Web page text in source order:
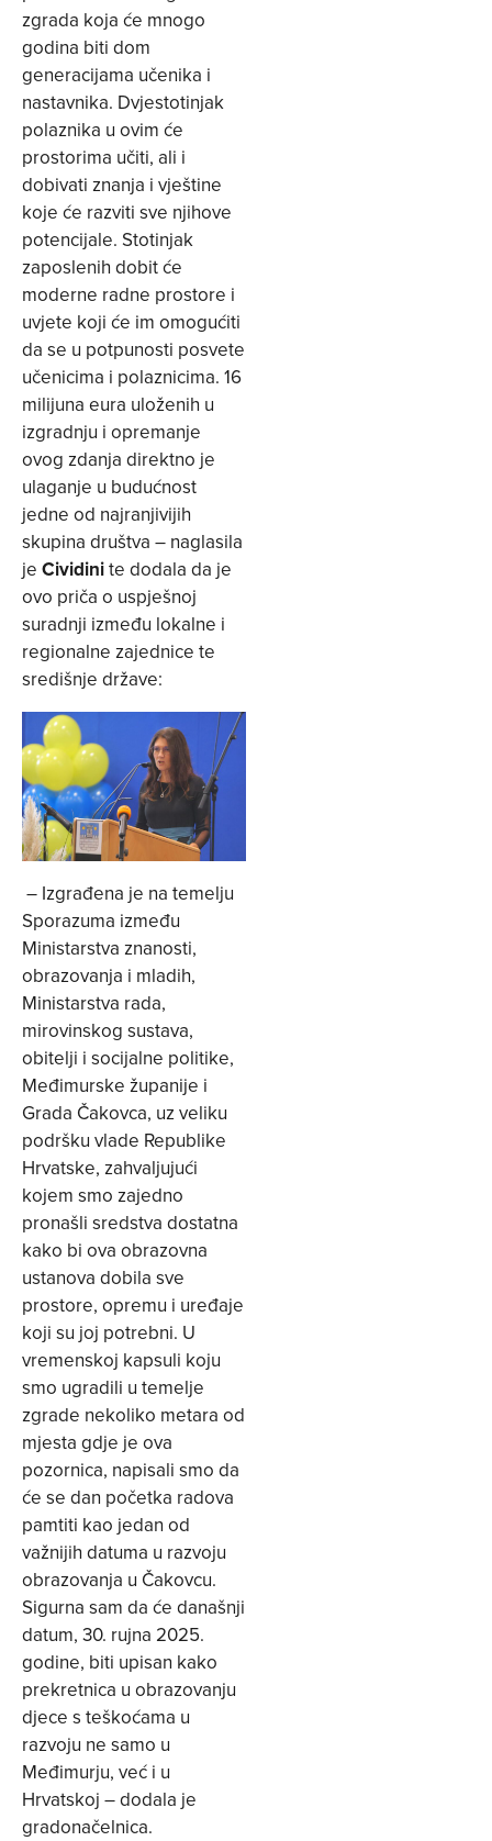
zgrada koja će mnogo
godina biti dom
generacijama učenika i
nastavnika. Dvjestotinjak
polaznika u ovim će
prostorima učiti, ali i
dobivati znanja i vještine
koje će razviti sve njihove
potencijale. Stotinjak
zaposlenih dobit će
moderne radne prostore i
uvjete koji će im omogućiti
da se u potpunosti posvete
učenicima i polaznicima. 16
milijuna eura uloženih u
izgradnju i opremanje
ovog zdanja direktno je
ulaganje u budućnost
jedne od najranjivijih
skupina društva – naglasila
je Cividinite dodala da je
ovo priča o uspješnoj
suradnji između lokalne i
regionalne zajednice te
središnje države:
– Izgrađena je na temelju
Sporazuma između
Ministarstva znanosti,
obrazovanja i mladih,
Ministarstva rada,
mirovinskog sustava,
obitelji i socijalne politike,
Međimurske županije i
Grada Čakovca, uz veliku
podršku vlade Republike
Hrvatske, zahvaljujući
kojem smo zajedno
pronašli sredstva dostatna
kako bi ova obrazovna
ustanova dobila sve
prostore, opremu i uređaje
koji su joj potrebni. U
vremenskoj kapsuli koju
smo ugradili u temelje
zgrade nekoliko metara od
mjesta gdje je ova
pozornica, napisali smo da
će se dan početka radova
pamtiti kao jedan od
važnijih datuma u razvoju
obrazovanja u Čakovcu.
Sigurna sam da će današnji
datum, 30. rujna 2025.
godine, biti upisan kako
prekretnica u obrazovanju
djece s teškoćama u
razvoju ne samo u
Međimurju, već i u
Hrvatskoj – dodala je
gradonačelnica.